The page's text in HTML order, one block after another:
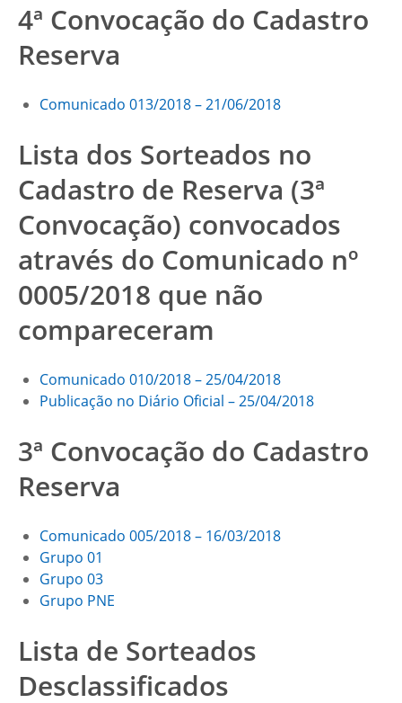
4ª Convocação do Cadastro
Reserva
Comunicado 013/2018 – 21/06/2018
Lista dos Sorteados no
Cadastro de Reserva (3ª
Convocação) convocados
através do Comunicado nº
0005/2018 que não
compareceram
Comunicado 010/2018 – 25/04/2018
Publicação no Diário Oficial – 25/04/2018
3ª Convocação do Cadastro
Reserva
Comunicado 005/2018 – 16/03/2018
Grupo 01
Grupo 03
Grupo PNE
Lista de Sorteados
Desclassificados